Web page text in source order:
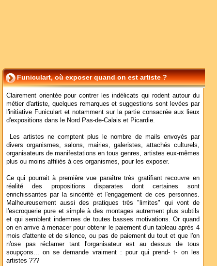
Funiculart, où exposer quand on est artiste ?
Clairement orientée pour contrer les indélicats qui rodent autour du
métier d'artiste, quelques remarques et suggestions sont levées par
l'initiative Funiculart et notamment sur la partie consacrée aux lieux
d'expositions dans le Nord Pas-de-Calais et Picardie.
Les artistes ne comptent plus le nombre de mails envoyés par
divers organismes, salons, mairies, galeristes, attachés culturels,
organisateurs de manifestations en tous genres, artistes eux-mêmes
plus ou moins affiliés à ces organismes, pour les exposer.
Ce qui pourrait à première vue paraître très gratifiant recouvre en
réalité des propositions disparates dont certaines sont
enrichissantes par la sincérité et l'engagement de ces personnes.
Malheureusement aussi des pratiques très "limites" qui vont de
l'escroquerie pure et simple à des montages autrement plus subtils
et qui semblent indemnes de toutes basses motivations. Or quand
on en arrive à menacer pour obtenir le paiement d'un tableau après 4
mois d'attente et de silence, ou pas de paiement du tout et que l'on
n'ose pas réclamer tant l'organisateur est au dessus de tous
soupçons... on se demande vraiment : pour qui prend- t- on les
artistes ???